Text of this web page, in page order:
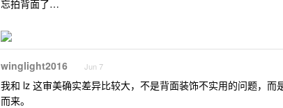
忘拍背面了…
winglight2016 Jun 7
我和 lz 这审美确实差异比较大，不是背面装饰不实用的问题，
而来。